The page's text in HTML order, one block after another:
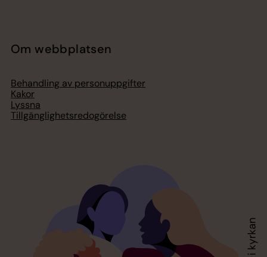
Om webbplatsen
Behandling av personuppgifter
Kakor
Lyssna
Tillgänglighetsredogörelse